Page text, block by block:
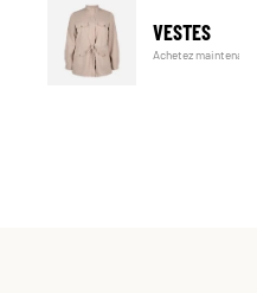
VESTES
Achetez maintenant